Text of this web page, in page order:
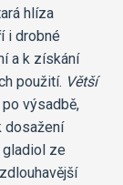
hlíza
i drobné
a k získání
použití. Větší
výsadbě,
dosažení
gladiol ze